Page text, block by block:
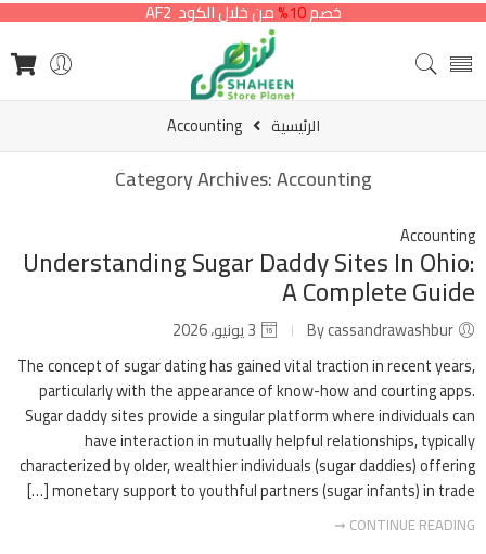
خصم10% من خلال الكود AF2
الرئيسية Accounting
Category Archives:Accounting
Accounting
Understanding Sugar Daddy Sites In Ohio:
A Complete Guide
The concept of sugar dating has gained vital traction in recent years,
particularly with the appearance of know-how and courting apps.
Sugar daddy sites provide a singular platform where individuals can
have interaction in mutually helpful relationships, typically
characterized by older, wealthier individuals (sugar daddies) offering
monetary support to youthful partners (sugar infants) in trade […]
CONTINUE READING ➞